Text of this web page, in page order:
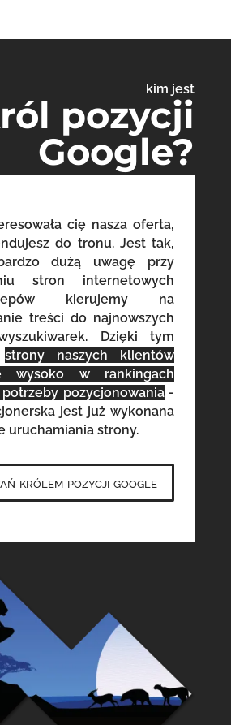
kim jest
pozycji
Google?
cię nasza oferta,
do tronu. Jest tak,
dużą uwagę przy
stron internetowych
kierujemy na
treści do najnowszych
Dzięki tym
strony naszych klientów
wysoko w rankingach
pozycjonowania-
jest już wykonana
uruchamiania strony.
królem pozycji google